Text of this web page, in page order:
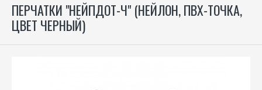
ПЕРЧАТКИ "НЕЙПДОТ-Ч" (НЕЙЛОН, ПВХ-ТОЧКА,
ЦВЕТ ЧЕРНЫЙ)